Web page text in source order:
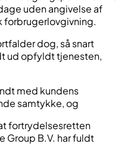
uden angivelse af
forbrugerlovgivning.
dog, så snart
ud opfyldt tjenesten,
med kundens
samtykke, og
fortrydelsesretten
Group B.V. har fuldt